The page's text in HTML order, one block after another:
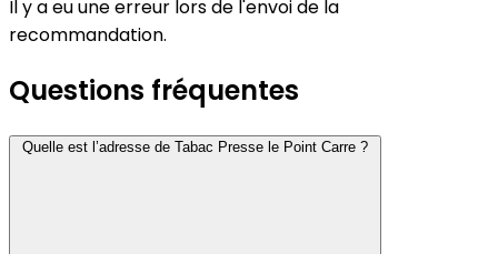
Il y a eu une erreur lors de l'envoi de la
recommandation.
Questions fréquentes
Quelle est l’adresse de Tabac Presse le Point Carre ?